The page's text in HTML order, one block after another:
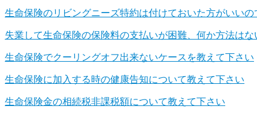
生命保険のリビングニーズ特約は付けておいた方がいいの
失業して生命保険の保険料の支払いが困難、何か方法はな
生命保険でクーリングオフ出来ないケースを教えて下さい
生命保険に加入する時の健康告知について教えて下さい
生命保険金の相続税非課税額について教えて下さい